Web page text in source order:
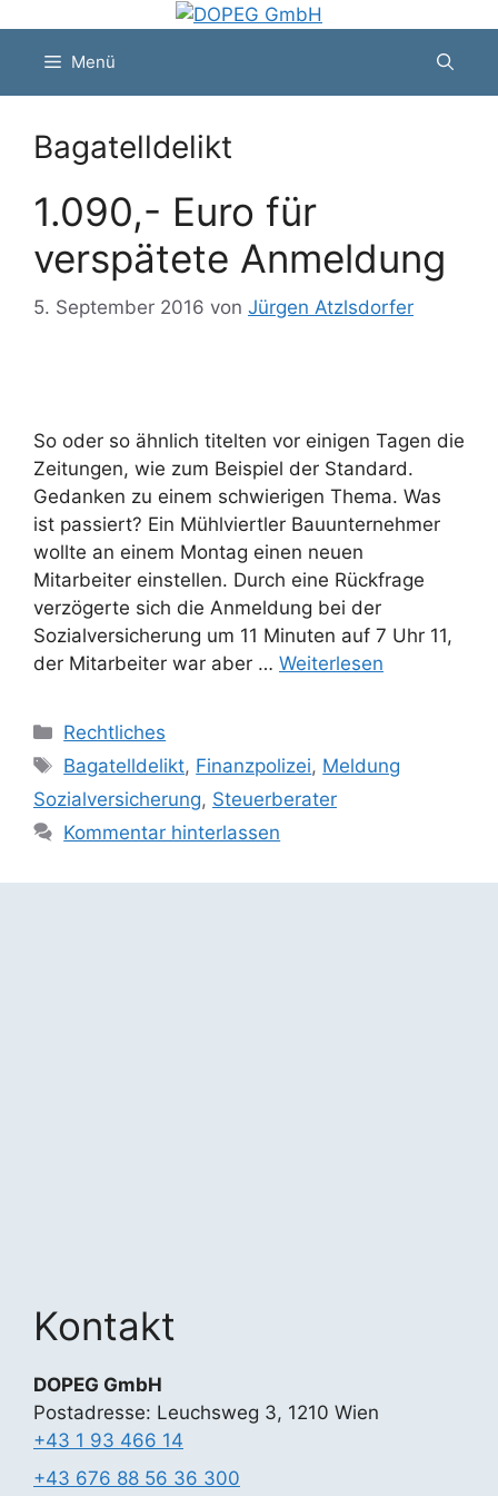
springenMenü
Bagatelldelikt
1.090,- Euro für
verspätete Anmeldung
5. September 2016 von Jürgen Atzlsdorfer
So oder so ähnlich titelten vor einigen Tagen die
Zeitungen, wie zum Beispiel der Standard.
Gedanken zu einem schwierigen Thema. Was
ist passiert? Ein Mühlviertler Bauunternehmer
wollte an einem Montag einen neuen
Mitarbeiter einstellen. Durch eine Rückfrage
verzögerte sich die Anmeldung bei der
Sozialversicherung um 11 Minuten auf 7 Uhr 11,
der Mitarbeiter war aber … Weiterlesen
Kategorien
Rechtliches
Schlagwörter
Bagatelldelikt, Finanzpolizei, Meldung
Sozialversicherung, Steuerberater
Kommentar hinterlassen
Kontakt
DOPEG GmbH
Postadresse: Leuchsweg 3, 1210 Wien
+43 1 93 466 14
+43 676 88 56 36 300